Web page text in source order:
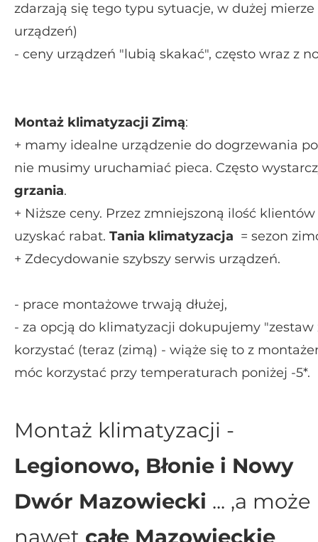
zdarzają się tego typu sytuacje, w dużej
urządzeń)
- ceny urządzeń "lubią skakać", często wraz z
Montaż klimatyzacji Zimą:
+ mamy idealne urządzenie do dogrzewania
nie musimy uruchamiać pieca. Często
grzania.
+ Niższe ceny. Przez zmniejszoną ilość
uzyskać rabat. Tania klimatyzacja = sezon
+ Zdecydowanie szybszy serwis urządzeń.
- prace montażowe trwają dłużej,
- za opcją do klimatyzacji dokupujemy
korzystać (teraz (zimą) - wiąże się to z
móc korzystać przy temperaturach poniżej -5*.
Montaż klimatyzacji -
Legionowo, Błonie i Nowy
Dwór Mazowiecki ... ,a może
nawet całe Mazowieckie